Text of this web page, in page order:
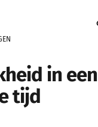
in een
tijd